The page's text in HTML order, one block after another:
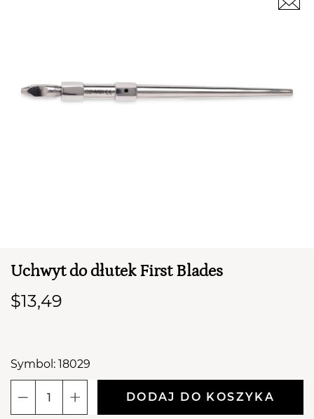
Uchwyt do dłutek First Blades
$13,49
Symbol: 18029
DODAJ DO KOSZYKA